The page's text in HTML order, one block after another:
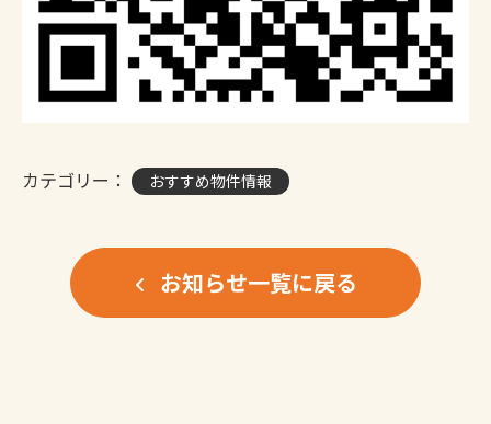
カテゴリー： おすすめ物件情報
お知らせ一覧に戻る